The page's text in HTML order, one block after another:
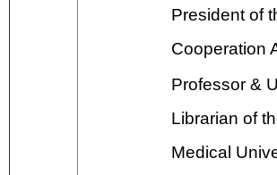
President of
Cooperation
Professor &
Librarian of
Medical